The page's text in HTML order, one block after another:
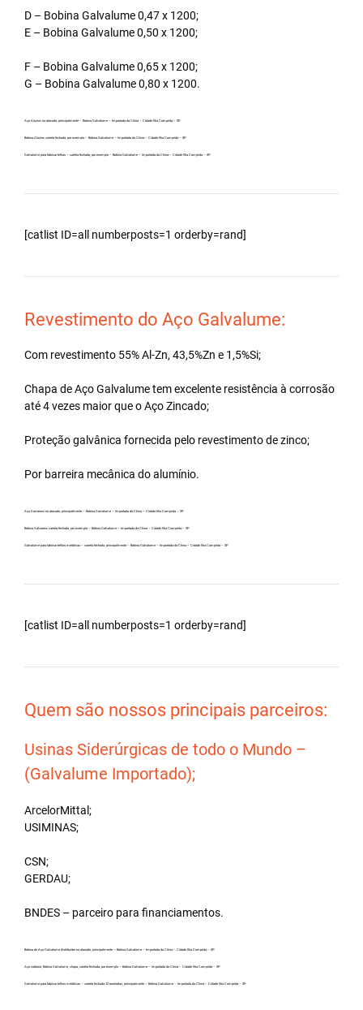
D – Bobina Galvalume 0,47 x 1200;
E – Bobina Galvalume 0,50 x 1200;
F – Bobina Galvalume 0,65 x 1200;
G – Bobina Galvalume 0,80 x 1200.
Aço Aluzinc no atacado, principalmente – Bobina Galvalume – Importada da China – Cidade Ilha Comprida – SP.
Bobina Aluzinc carreta fechada, por exemplo – Bobina Galvalume – Importada da China – Cidade Ilha Comprida – SP.
Galvalume para fabricar telhas – carreta fechada, por exemplo – Bobina Galvalume – Importada da China – Cidade Ilha Comprida – SP.
[catlist ID=all numberposts=1 orderby=rand]
Revestimento do Aço Galvalume:
Com revestimento 55% Al-Zn, 43,5%Zn e 1,5%Si;
Chapa de Aço Galvalume tem excelente resistência à corrosão
até 4 vezes maior que o Aço Zincado;
Proteção galvânica fornecida pelo revestimento de zinco;
Por barreira mecânica do alumínio.
Aço Galvanew no atacado, principalmente – Bobina Galvalume – Importada da China – Cidade Ilha Comprida – SP.
Bobina Galvanew carreta fechada, por exemplo – Bobina Galvalume – Importada da China – Cidade Ilha Comprida – SP.
Galvalume para fabricar telhas metálicas – carreta fechada, principalmente – Bobina Galvalume – Importada da China – Cidade Ilha Comprida – SP.
[catlist ID=all numberposts=1 orderby=rand]
Quem são nossos principais parceiros:
Usinas Siderúrgicas de todo o Mundo –
(Galvalume Importado);
ArcelorMittal;
USIMINAS;
CSN;
GERDAU;
BNDES – parceiro para financiamentos.
Bobina de Aço Galvalume distribuidor no atacado, principalmente – Bobina Galvalume – Importada da China – Cidade Ilha Comprida – SP.
Aço carbono, Bobina Galvalume, chapa, carreta fechada, por exemplo – Bobina Galvalume – Importada da China – Cidade Ilha Comprida – SP.
Galvalume para fabricar telhas metálicas – carreta fechada 32 toneladas, principalmente – Bobina Galvalume – Importada da China – Cidade Ilha Comprida – SP.